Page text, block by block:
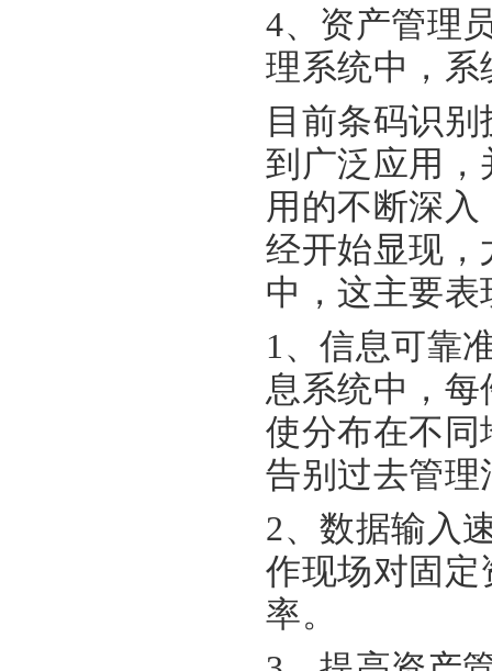
4、资产管理
理系统中，
目前条码识
到广泛应用
用的不断深
经开始显现
中，这主要
1、信息可靠
息系统中，
使分布在不
告别过去管
2、数据输入
作现场对固
率。